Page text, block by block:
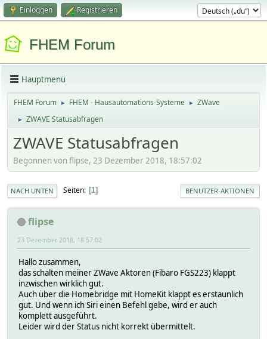
Einloggen Registrieren
FHEM Forum
Hauptmenü
FHEM Forum ► FHEM - Hausautomations-Systeme ► ZWave
► ZWAVE Statusabfragen
ZWAVE Statusabfragen
Begonnen von flipse, 23 Dezember 2018, 18:57:02
NACH UNTEN Seiten 1 BENUTZER-AKTIONEN
flipse
23 Dezember 2018, 18:57:02
Hallo zusammen,
das schalten meiner ZWave Aktoren (Fibaro FGS223) klappt
inzwischen wirklich gut.
Auch über die Homebridge mit HomeKit klappt es erstaunlich
gut. Und wenn ich Siri einen Befehl gebe, wird er auch
komplett ausgeführt.
Leider wird der Status nicht korrekt übermittelt.